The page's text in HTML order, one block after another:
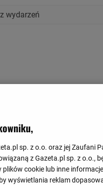
wydarzeń
sp. z o.o. oraz jej Zaufani
z Gazeta.pl sp. z o.o.,
cookie lub inne
wyświetlania reklam